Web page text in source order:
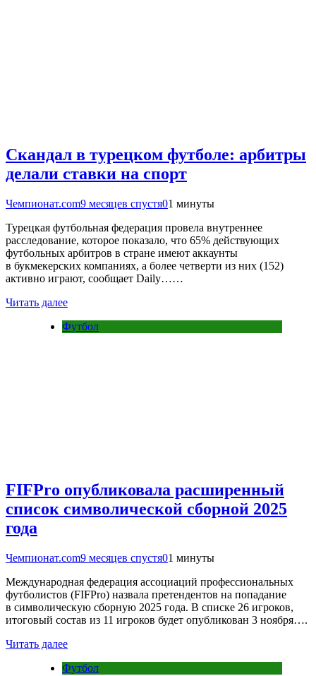
Скандал в турецком футболе: арбитры
делали ставки на спорт
Чемпионат.com9 месяцев спустя01 минуты
Турецкая футбольная федерация провела внутреннее
расследование, которое показало, что 65% действующих
футбольных арбитров в стране имеют аккаунты
в букмекерских компаниях, а более четверти из них (152)
активно играют, сообщает Daily……
Читать далее
Футбол
FIFPro опубликовала расширенный
список символической сборной 2025
года
Чемпионат.com9 месяцев спустя01 минуты
Международная федерация ассоциаций профессиональных
футболистов (FIFPro) назвала претендентов на попадание
в символическую сборную 2025 года. В списке 26 игроков,
итоговый состав из 11 игроков будет опубликован 3 ноября….
Читать далее
Футбол